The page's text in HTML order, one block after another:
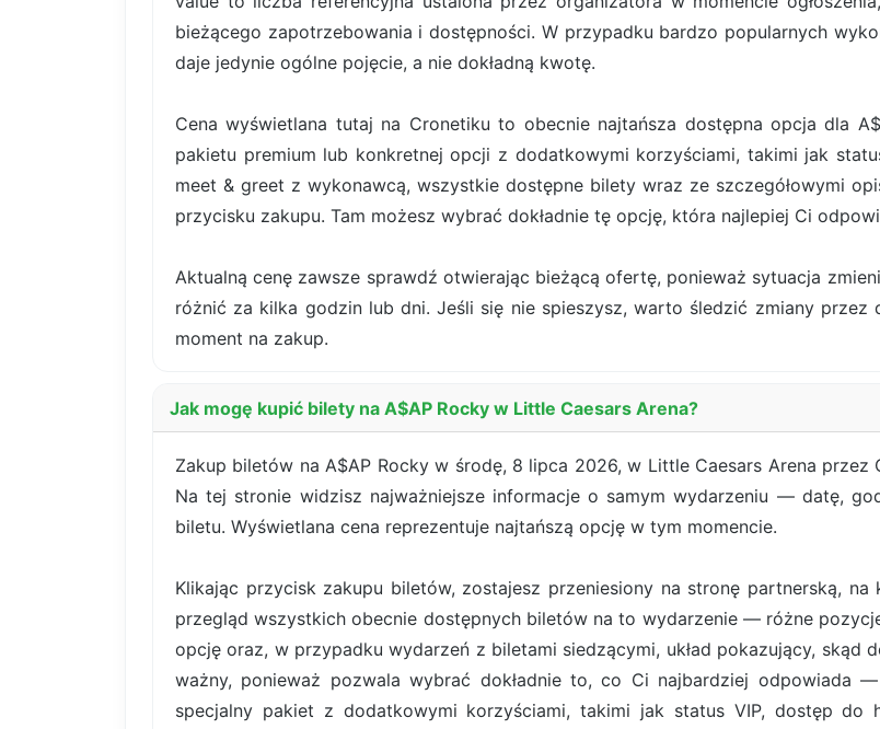
bieżącego zapotrzebowania i dostępności. W przypadku bardzo popularnych
daje jedynie ogólne pojęcie, a nie dokładną kwotę.
Cena wyświetlana tutaj na Cronetiku to obecnie najtańsza dostępna opcja dla
pakietu premium lub konkretnej opcji z dodatkowymi korzyściami, takimi jak
meet & greet z wykonawcą, wszystkie dostępne bilety wraz ze szczegółowymi
przycisku zakupu. Tam możesz wybrać dokładnie tę opcję, która najlepiej Ci
Aktualną cenę zawsze sprawdź otwierając bieżącą ofertę, ponieważ sytuacja
różnić za kilka godzin lub dni. Jeśli się nie spieszysz, warto śledzić zmiany
moment na zakup.
Jak mogę kupić bilety na A$AP Rocky w Little Caesars Arena?
Zakup biletów na A$AP Rocky w środę, 8 lipca 2026, w Little Caesars Arena
Na tej stronie widzisz najważniejsze informacje o samym wydarzeniu — datę,
biletu. Wyświetlana cena reprezentuje najtańszą opcję w tym momencie.
Klikając przycisk zakupu biletów, zostajesz przeniesiony na stronę partnerską,
przegląd wszystkich obecnie dostępnych biletów na to wydarzenie — różne
opcję oraz, w przypadku wydarzeń z biletami siedzącymi, układ pokazujący, skąd
ważny, ponieważ pozwala wybrać dokładnie to, co Ci najbardziej odpowiada
specjalny pakiet z dodatkowymi korzyściami, takimi jak status VIP, dostęp